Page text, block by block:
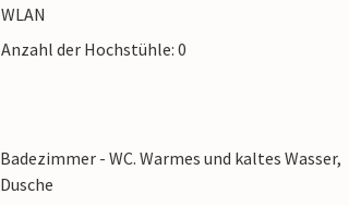
WLAN
Anzahl der Hochstühle: 0
Badezimmer - WC. Warmes und kaltes Wasser,
Dusche